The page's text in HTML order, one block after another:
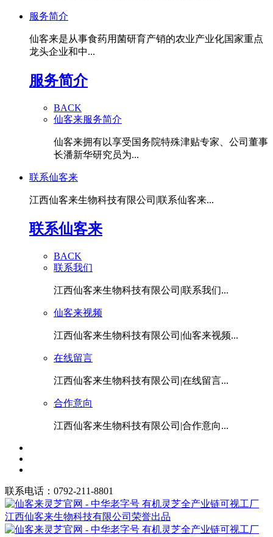
服务简介
仙客来是从事食药用菌研育产销的农业产业化国家重点
龙头企业和中...
服务简介
BACK
仙客来服务简介
仙客来拥有以享受国务院特殊津贴专家、公司董事
长潘新华研究员为...
联系仙客来
江西仙客来生物科技有限公司|联系仙客来...
联系仙客来
BACK
联系我们
江西仙客来生物科技有限公司|联系我们...
仙客来视频
江西仙客来生物科技有限公司|仙客来视频...
在线留言
江西仙客来生物科技有限公司|在线留言...
合作意向
江西仙客来生物科技有限公司|合作意向...
联系电话：0792-211-8801